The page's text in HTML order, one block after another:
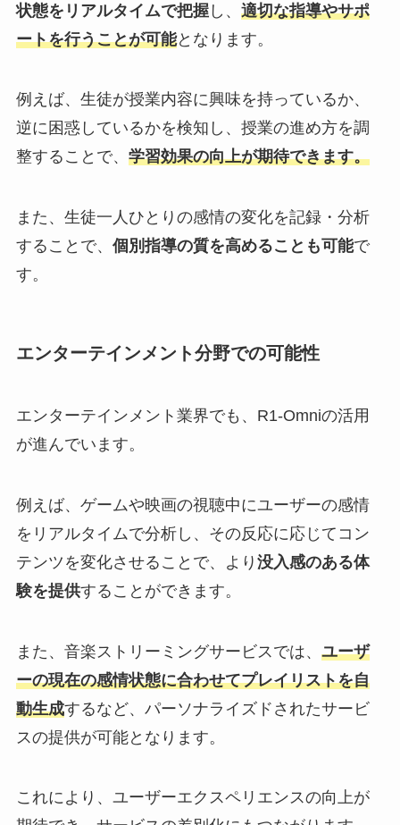
状態をリアルタイムで把握し、 適切な指導やサポ
ートを行うことが可能となります。
例えば、生徒が授業内容に興味を持っているか、
逆に困惑しているかを検知し、授業の進め方を調
整することで、 学習効果の向上が期待できます。
また、生徒一人ひとりの感情の変化を記録・分析
することで、 個別指導の質を高めることも可能で
す。
エンターテインメント分野での可能性
エンターテインメント業界でも、R1-Omniの活用
が進んでいます。
例えば、ゲームや映画の視聴中にユーザーの感情
をリアルタイムで分析し、その反応に応じてコン
テンツを変化させることで、より 没入感のある体
験を提供することができます。
また、音楽ストリーミングサービスでは、 ユーザ
ーの現在の感情状態に合わせてプレイリストを自
動生成するなど、パーソナライズドされたサービ
スの提供が可能となります。
これにより、ユーザーエクスペリエンスの向上が